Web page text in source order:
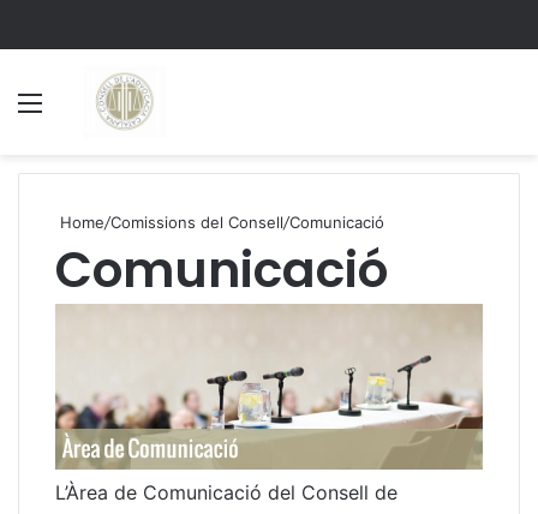
Home/Comissions del Consell/Comunicació
Comunicació
L’Àrea de Comunicació del Consell de